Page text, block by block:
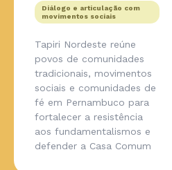
Diálogo e articulação com
movimentos sociais
Tapiri Nordeste reúne
povos de comunidades
tradicionais, movimentos
sociais e comunidades de
fé em Pernambuco para
fortalecer a resistência
aos fundamentalismos e
defender a Casa Comum